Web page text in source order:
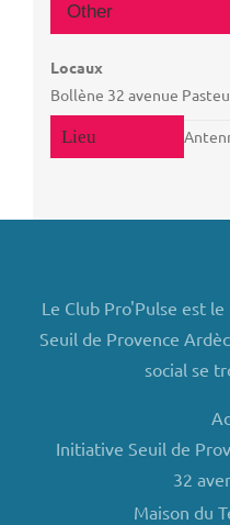
Other
Locaux
Bollène 32 avenue
Le Club Pro'Pulse est
Seuil de Provence
social se
Initiative Seuil de
32
Maison du